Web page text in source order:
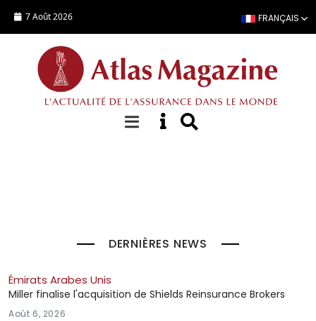
7 Août 2026 FRANÇAIS
À la Une
DERNIÈRES NEWS
Émirats Arabes Unis
Miller finalise l'acquisition de Shields Reinsurance Brokers
Août 6, 2026